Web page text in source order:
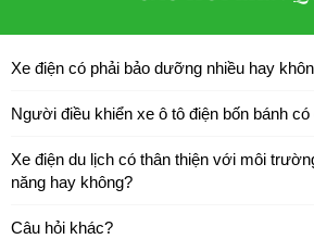
Xe điện có phải bảo dưỡng nhiều hay
Người điều khiển xe ô tô điện bốn bánh
Xe điện du lịch có thân thiện với môi
năng hay không?
Câu hỏi khác?